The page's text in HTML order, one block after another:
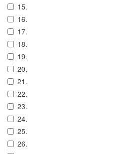
15.
16.
17.
18.
19.
20.
21.
22.
23.
24.
25.
26.